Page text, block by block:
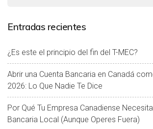
Entradas recientes
¿Es este el principio del fin del T-MEC?
Abrir una Cuenta Bancaria en Canadá
2026: Lo Que Nadie Te Dice
Por Qué Tu Empresa Canadiense
Bancaria Local (Aunque Operes Fuera)